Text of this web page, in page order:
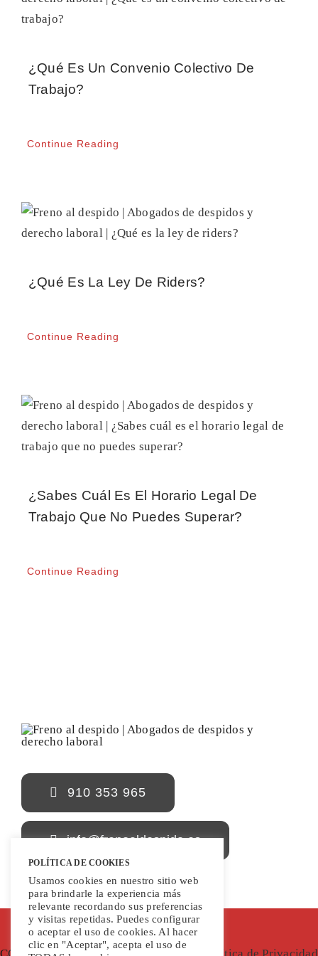
CONTACTO
¿Qué Es Un Convenio Colectivo De
Trabajo?
Continue Reading
¿Qué Es La Ley De Riders?
Continue Reading
¿Sabes Cuál Es El Horario Legal De
Trabajo Que No Puedes Superar?
Continue Reading
910 353 965
info@frenoaldespido.es
POLÍTICA DE COOKIES
Usamos cookies en nuestro sitio web
para brindarle la experiencia más
relevante recordando sus preferencias
y visitas repetidas. Puedes configurar
o aceptar el uso de cookies. Al hacer
clic en "Aceptar", acepta el uso de